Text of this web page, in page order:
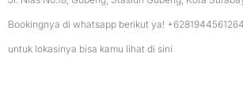
Bookingnya di whatsapp berikut ya! +6281944561264
untuk lokasinya bisa kamu lihat di sini